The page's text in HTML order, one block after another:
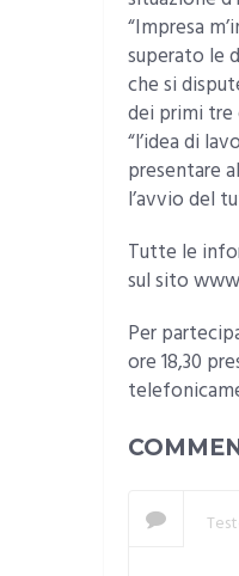
“Impresa
superato le
che si
dei primi tre
“l’idea di
presentare
l’avvio del
Tutte le
sul sito
Per
ore 18,30